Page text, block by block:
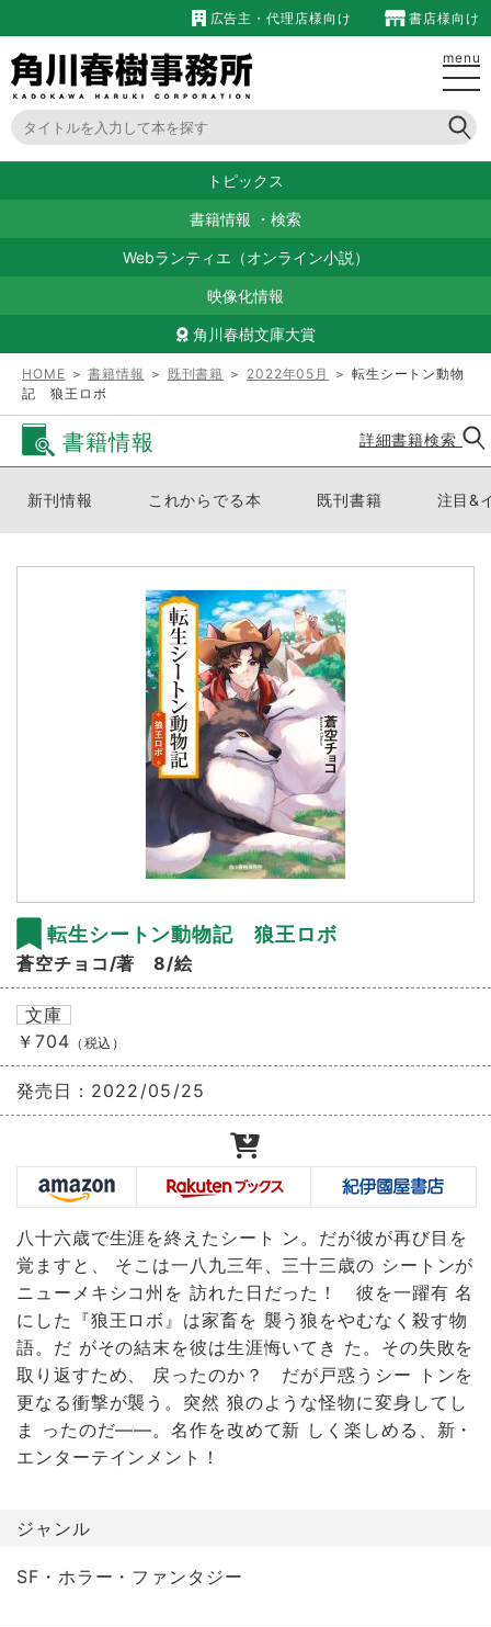
広告主・代理店様向け 書店様向け
menu
トピックス
書籍情報 ・ 検索
Webランティエ（オンライン小説）
映像化情報
角川春樹文庫大賞
HOME ＞書籍情報 ＞ 既刊書籍 ＞ 2022年05月
＞ 転生シートン動物
記 狼王ロボ
書籍情報 詳細書籍検索
新刊情報 これからでる本 既刊書籍 注目&
転生シートン動物記 狼王ロボ
蒼空チョコ/著 8/絵
文庫
￥704 （税込）
発売日： 2022/05/25
八十六歳で生涯を終えたシート ン。だが彼が再び目を
覚ますと、 そこは一八九三年、三十三歳の シートンが
ニューメキシコ州を 訪れた日だった！ 彼を一躍有 名
にした『狼王ロボ』は家畜を 襲う狼をやむなく殺す物
語。だ がその結末を彼は生涯悔いてき た。その失敗を
取り返すため、 戻ったのか？ だが戸惑うシー トンを
更なる衝撃が襲う。突然 狼のような怪物に変身してし
ま ったのだ――。名作を改めて新 しく楽しめる、新・
エンターテインメント！
ジャンル
SF・ホラー・ファンタジー